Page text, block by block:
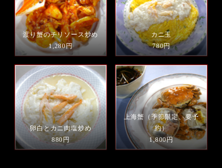
渡り蟹のチリソース炒め
1,280円
カニ玉
780円
卵白とカニ肉塩炒め
880円
上海蟹（季節限定、要予
約）
1,800円